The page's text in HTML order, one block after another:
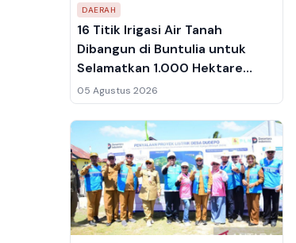
DAERAH
16 Titik Irigasi Air Tanah
Dibangun di Buntulia untuk
Selamatkan 1.000 Hektare
Sawah dari Sedimentasi
05 Agustus 2026